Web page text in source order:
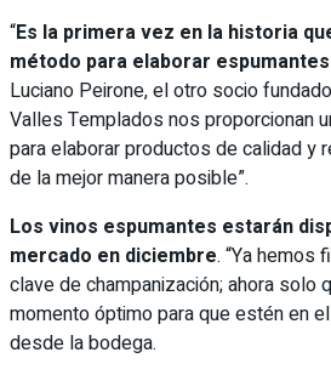
“Es la primera vez en la historia
método para elaborar
Luciano Peirone, el otro socio
Valles Templados nos proporcionan
para elaborar productos de calidad y
de la mejor manera posible”.
Los vinos espumantes estarán
mercado en diciembre. “Ya hemos
clave de champanización; ahora solo
momento óptimo para que estén en
desde la bodega.